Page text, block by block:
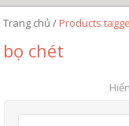
Trang chủ /Products
bọ chét